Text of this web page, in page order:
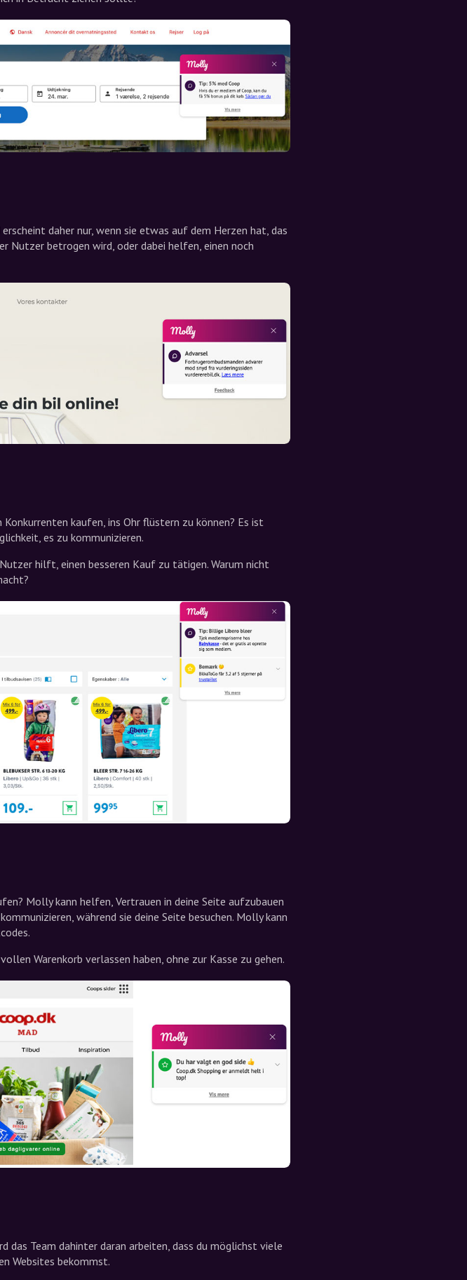
daher nur, wenn sie etwas auf dem Herzen hat, das
Nutzer betrogen wird, oder dabei helfen, einen noch
kaufen, ins Ohr flüstern zu können? Es ist
es zu kommunizieren.
hilft, einen besseren Kauf zu tätigen. Warum nicht
Molly kann helfen, Vertrauen in deine Seite aufzubauen
während sie deine Seite besuchen. Molly kann
Warenkorb verlassen haben, ohne zur Kasse zu gehen.
Team dahinter daran arbeiten, dass du möglichst viele
Websites bekommst.